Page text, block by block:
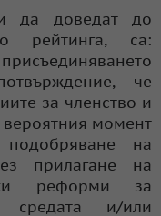
да доведат до
рейтинга, са:
че
за членство и
вероятния момент
на
прилагане на
реформи за
средата и/или